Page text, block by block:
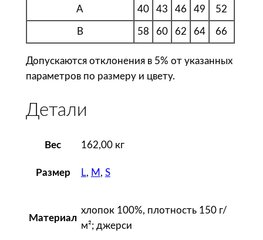
л
к
а
е
н
A 40 43 46 49 52
B 58 60 62 64 66
Допускаются отклонения в 5% от указанных
параметров по размеру и цвету.
Детали
Вес 162,00 кг
Размер L, M , S
Материал
хлопок 100%, плотность 150 г/
м²; джерси